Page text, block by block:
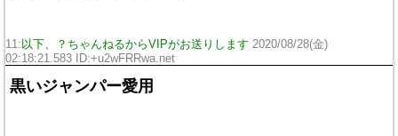
11: 以下、？ちゃんねるからVIPがお送りします 2020/08/28(金)
02:18:21.583 ID:+u2wFRRwa.net
黒いジャンパー愛用